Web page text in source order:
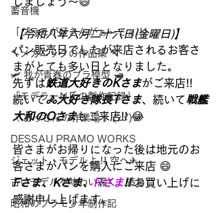
蓄音機
「プラモが好きんがぁ～てぇ!!」
🔧メカニックの作品集 🔨
🛩 我が青春のプラ模型 🛥
『モデラーＮ氏の製作記録』
《 おっさんの作業場 》('ω')ノ
DESSAU PRAMO WORKS
ジェット・モデルよ !! 空へ✈
古いモデルを味わい深く…造る
昭和のプラモ少年制作記
【令和八年六月二十六日(金曜日)】
パン販売日でしたが来店されるお客さ
まがとても多い日となりました。
先ずは鉄道大好きのKさまがご来店!!
続いて🚴大好き隊長Tさま、続いて戦艦
大和のOさまもご来店!! 😂
皆さまがお帰りになった後は地元のお
客さまがパンを購入にご来店 😄
Fさま、Kさま、Rさま!! お買い上げに
感謝申し上げます。